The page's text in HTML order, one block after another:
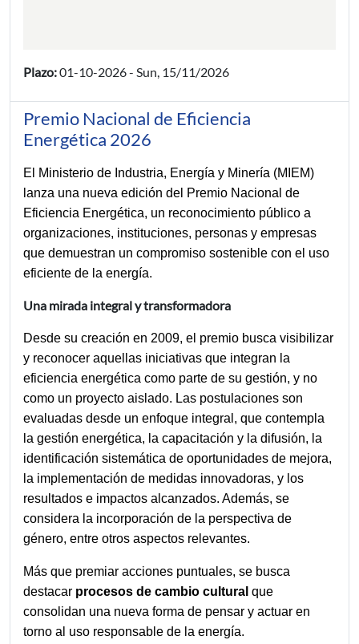
Plazo:01-10-2026- Sun, 15/11/2026
Premio Nacional de Eficiencia
Energética 2026
El Ministerio de Industria, Energía y Minería (MIEM)
lanza una nueva edición del Premio Nacional de
Eficiencia Energética, un reconocimiento público a
organizaciones, instituciones, personas y empresas
que demuestran un compromiso sostenible con el uso
eficiente de la energía.
Una mirada integral y transformadora
Desde su creación en 2009, el premio busca visibilizar
y reconocer aquellas iniciativas que integran la
eficiencia energética como parte de su gestión, y no
como un proyecto aislado. Las postulaciones son
evaluadas desde un enfoque integral, que contempla
la gestión energética, la capacitación y la difusión, la
identificación sistemática de oportunidades de mejora,
la implementación de medidas innovadoras, y los
resultados e impactos alcanzados. Además, se
considera la incorporación de la perspectiva de
género, entre otros aspectos relevantes.
Más que premiar acciones puntuales, se busca
destacar procesos de cambio cultural que
consolidan una nueva forma de pensar y actuar en
torno al uso responsable de la energía.